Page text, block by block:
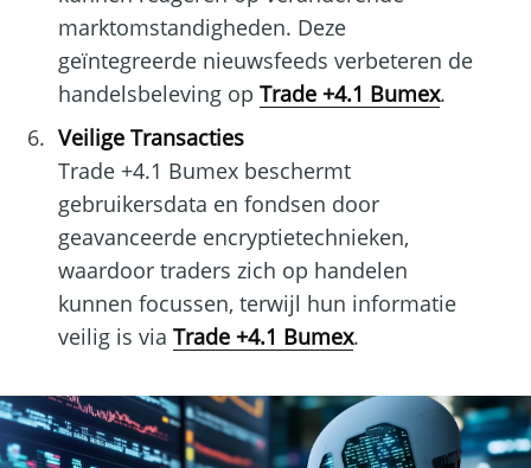
marktomstandigheden. Deze
geïntegreerde nieuwsfeeds verbeteren de
handelsbeleving op Trade +4.1 Bumex.
Veilige Transacties
Trade +4.1 Bumex beschermt
gebruikersdata en fondsen door
geavanceerde encryptietechnieken,
waardoor traders zich op handelen
kunnen focussen, terwijl hun informatie
veilig is via Trade +4.1 Bumex.